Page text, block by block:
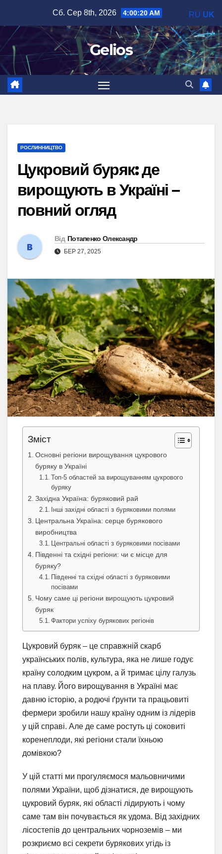
вмісту
Сб. Сер 8th, 2026 4:00:21 AM
Gelios
РОСЛИННИЦТВО
Цукровий буряк: де
вирощують в Україні –
повний огляд
Від Потапенко Олександр
БЕР 27, 2025
Зміст
Основні регіони вирощування цукрового
буряку в Україні
Топ-5 областей за вирощуванням цукрового
буряку
Західна Україна: буряковий рай
Інші західні області з буряковими полями
Центральна Україна: серце бурякового
виробництва
Центральні області з буряковими посівами
Південні та східні регіони: чи є місце для
буряку?
Південні та східні області з буряковими
посівами
Чому саме ці регіони вирощують цукровий
буряк
Фактори успіху бурякових регіонів
Цукровий буряк – це справжній скарб
українських полів, культура, яка не лише годує
країну солодким цукром, а й тримає цілу галузь
на плаву. Його вирощування в Україні має
давню історію, а родючі ґрунти та працьовиті
фермери зробили нашу країну одним із лідерів
у цій справі. Але де саме ростуть ці соковиті
коренеплоди, які регіони стали їхньою
домівкою?
У цій статті ми прогуляємося мальовничими
полями України, щоб дізнатися, де вирощують
цукровий буряк, які області лідирують і чому
саме там він почувається як удома. Від західних
лісостепів до центральних чорноземів – ми
розкриємо всі секрети бурякових угідь із
RU UK